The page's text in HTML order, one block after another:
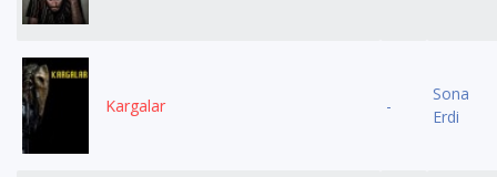
Kargalar -
Sona
Erdi